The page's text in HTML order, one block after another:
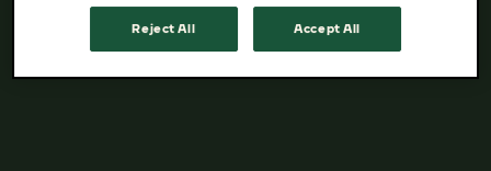
Reject All Accept All